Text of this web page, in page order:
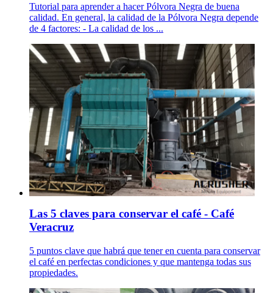
Tutorial para aprender a hacer Pólvora Negra de buena
calidad. En general, la calidad de la Pólvora Negra depende
de 4 factores: - La calidad de los ...
Las 5 claves para conservar el café - Café
Veracruz
5 puntos clave que habrá que tener en cuenta para conservar
el café en perfectas condiciones y que mantenga todas sus
propiedades.